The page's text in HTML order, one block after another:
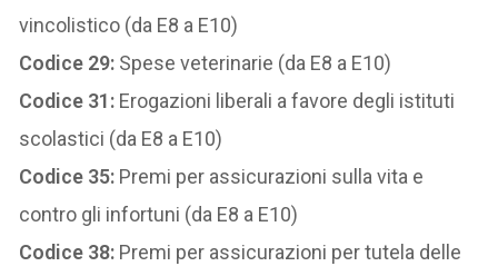
vincolistico (da E8 a E10)
Codice 29: Spese veterinarie (da E8 a E10)
Codice 31: Erogazioni liberali a favore degli istituti
scolastici (da E8 a E10)
Codice 35: Premi per assicurazioni sulla vita e
contro gli infortuni (da E8 a E10)
Codice 38: Premi per assicurazioni per tutela delle